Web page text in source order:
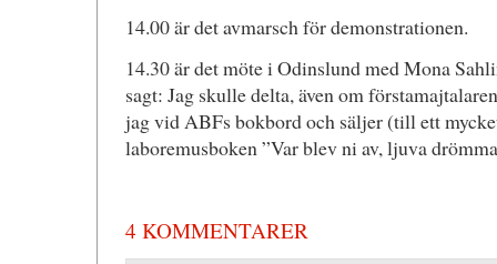
14.00 är det avmarsch för demonstrationen.
14.30 är det möte i Odinslund med Mona
sagt: Jag skulle delta, även om
jag vid ABFs bokbord och säljer (till ett
laboremusboken ”Var blev ni av, ljuva
4 KOMMENTARER